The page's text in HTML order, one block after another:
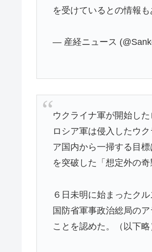
を受けているとの情報も
— 産経ニュース
ウクライナ軍が開始し
ロシア軍は侵入したウ
ア国内から一掃する目
を突破した「想定外の
６日未明に始まったク
国防省軍事政治総局の
ことを認めた。（以下略